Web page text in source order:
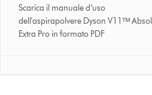
Scarica il manuale d’uso
dell'aspirapolvere Dyson V11ᵀᴹ
Extra Pro in formato PDF